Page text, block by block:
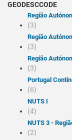
GEODESCCODE
Região
(3)
Região
(3)
Região
(3)
Portugal
(6)
NUTS I
(4)
NUTS 3 -
(2)